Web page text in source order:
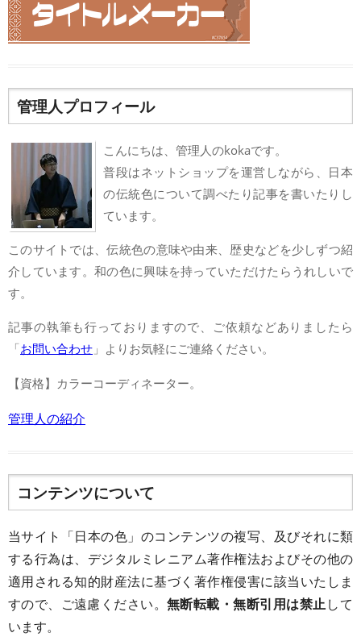
管理人プロフィール
こんにちは、管理人のkokaです。
普段はネットショップを運営しながら、日本
の伝統色について調べたり記事を書いたりし
ています。
このサイトでは、伝統色の意味や由来、歴史などを少しずつ紹
介しています。和の色に興味を持っていただけたらうれしいで
す。
記事の執筆も行っておりますので、ご依頼などありましたら
「お問い合わせ 」よりお気軽にご連絡ください。
【資格】カラーコーディネーター。
管理人の紹介
コンテンツについて
当サイト「日本の色」のコンテンツの複写、及びそれに類
する行為は、デジタルミレニアム著作権法およびその他の
適用される知的財産法に基づく著作権侵害に該当いたしま
すので、ご遠慮ください。 無断転載・無断引用は禁止して
います。